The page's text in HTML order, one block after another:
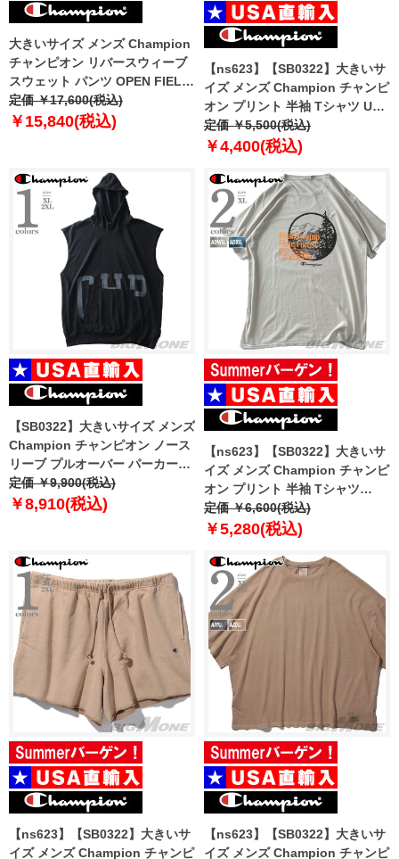
大きいサイズ メンズ Champion
チャンピオン リバースウィーブ
スウェット パンツ OPEN FIELD
SWEATPANTS USA直輸入
p4170-5861
定価 ￥17,600(税込)
￥15,840(税込)
【ns623】【SB0322】大きいサ
イズ メンズ Champion チャンピ
オン プリント 半袖 Tシャツ USA
直輸入 gt23h-586qxb
定価 ￥5,500(税込)
￥4,400(税込)
【SB0322】大きいサイズ メンズ
Champion チャンピオン ノース
リーブ プルオーバー パーカー
USA直輸入 t96574-586qtb
定価 ￥9,900(税込)
￥8,910(税込)
【ns623】【SB0322】大きいサ
イズ メンズ Champion チャンピ
オン プリント 半袖 Tシャツ
Classic Vintage Wash Graphic
Tee USA直輸入 t98658-586szb
定価 ￥6,600(税込)
￥5,280(税込)
【ns623】【SB0322】大きいサ
イズ メンズ Champion チャンピ
【ns623】【SB0322】大きいサ
イズ メンズ Champion チャンピ